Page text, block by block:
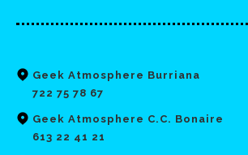
Geek Atmosphere Burriana
722 75 78 67
Geek Atmosphere C.C. Bonaire
613 22 41 21